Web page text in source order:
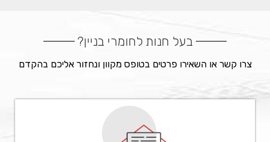
בעל חנות לחומרי בניין?
צרו קשר או השאירו פרטים בטופס מקוון ונחזור אליכם בהקדם